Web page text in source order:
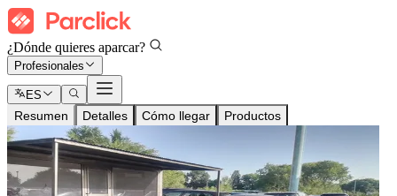
¿Dónde quieres aparcar?
Profesionales
ES
Resumen Detalles Cómo llegar Productos